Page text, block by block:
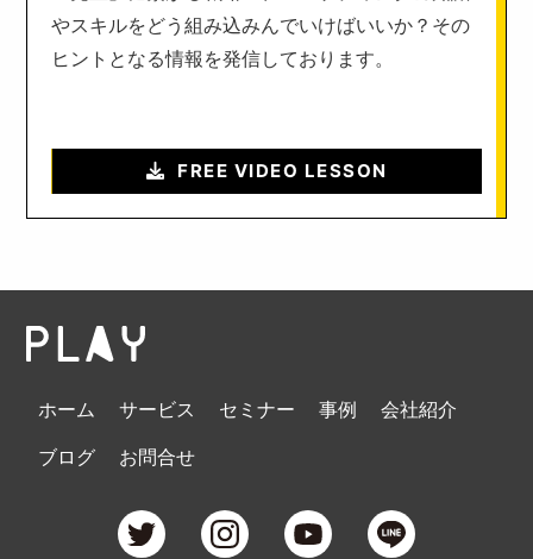
やスキルをどう組み込みんでいけばいいか？その
ヒントとなる情報を発信しております。
FREE VIDEO LESSON
ホーム サービス セミナー 事例
会社紹介
ブログ
お問合せ